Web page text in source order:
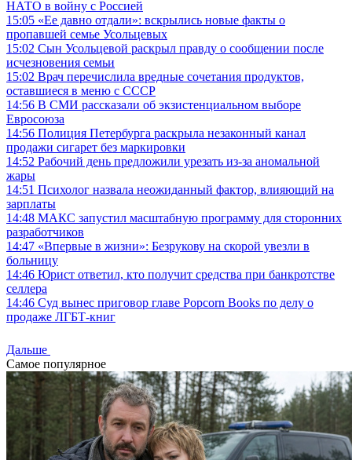
НАТО в войну с Россией
15:05 «Ее давно отдали»: вскрылись новые факты о
пропавшей семье Усольцевых
15:02 Сын Усольцевой раскрыл правду о сообщении после
исчезновения семьи
15:02 Врач перечислила вредные сочетания продуктов,
оставшиеся в меню с СССР
14:56 В СМИ рассказали об экзистенциальном выборе
Евросоюза
14:56 Полиция Петербурга раскрыла незаконный канал
продажи сигарет без маркировки
14:52 Рабочий день предложили урезать из-за аномальной
жары
14:51 Психолог назвала неожиданный фактор, влияющий на
зарплаты
14:48 МАКС запустил масштабную программу для сторонних
разработчиков
14:47 «Впервые в жизни»: Безрукову на скорой увезли в
больницу
14:46 Юрист ответил, кто получит средства при банкротстве
селлера
14:46 Суд вынес приговор главе Popcorn Books по делу о
продаже ЛГБТ-книг
Дальше
Самое популярное